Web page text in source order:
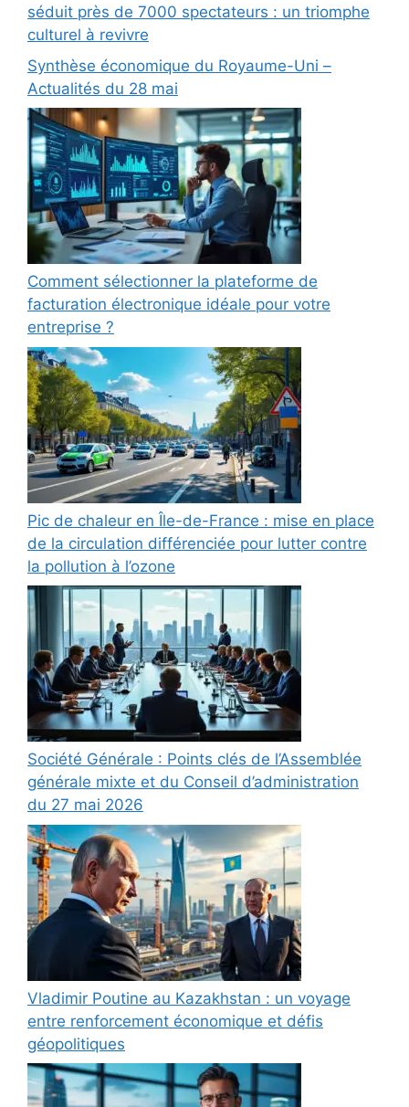
séduit près de 7000 spectateurs : un triomphe
culturel à revivre
Synthèse économique du Royaume-Uni –
Actualités du 28 mai
Comment sélectionner la plateforme de
facturation électronique idéale pour votre
entreprise ?
Pic de chaleur en Île-de-France : mise en place
de la circulation différenciée pour lutter contre
la pollution à l’ozone
Société Générale : Points clés de l’Assemblée
générale mixte et du Conseil d’administration
du 27 mai 2026
Vladimir Poutine au Kazakhstan : un voyage
entre renforcement économique et défis
géopolitiques